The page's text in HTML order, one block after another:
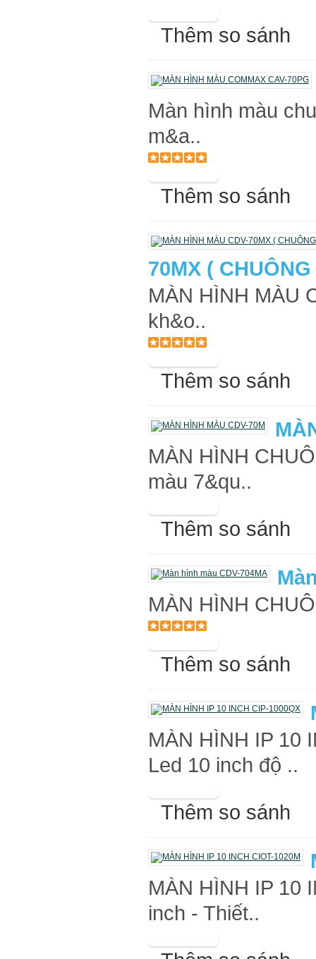
Thêm so sánh
Màn hình màu
m&a..
Thêm so sánh
70MX (
MÀN HÌNH MÀU
kh&o..
Thêm so sánh
MÀN HÌNH
màu 7&qu..
Thêm so sánh
MÀN HÌNH
Thêm so sánh
MÀN HÌNH IP 10
Led 10 inch độ ..
Thêm so sánh
MÀN HÌNH IP 10
inch - Thiết..